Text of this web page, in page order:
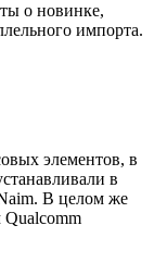
о новинке,
импорта.
элементов, в
в
В целом же
Qualcomm